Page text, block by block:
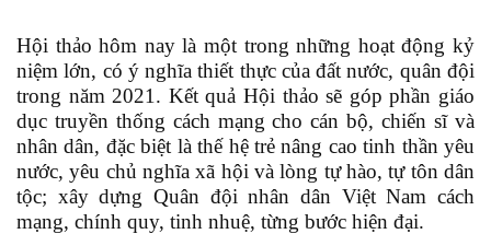
Hội thảo hôm nay là một trong những hoạt động kỷ
niệm lớn, có ý nghĩa thiết thực của đất nước, quân đội
trong năm 2021. Kết quả Hội thảo sẽ góp phần giáo
dục truyền thống cách mạng cho cán bộ, chiến sĩ và
nhân dân, đặc biệt là thế hệ trẻ nâng cao tinh thần yêu
nước, yêu chủ nghĩa xã hội và lòng tự hào, tự tôn dân
tộc; xây dựng Quân đội nhân dân Việt Nam cách
mạng, chính quy, tinh nhuệ, từng bước hiện đại.